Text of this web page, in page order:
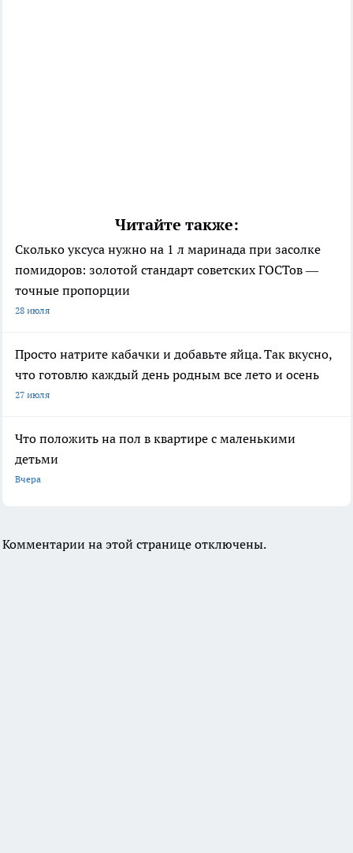
Читайте также:
Сколько уксуса нужно на 1 л маринада при засолке
помидоров: золотой стандарт советских ГОСТов —
точные пропорции
28 июля
Просто натрите кабачки и добавьте яйца. Так вкусно,
что готовлю каждый день родным все лето и осень
27 июля
Что положить на пол в квартире с маленькими
детьми
Вчера
Комментарии на этой странице отключены.